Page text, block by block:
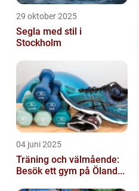
29 oktober 2025
Segla med stil i
Stockholm
04 juni 2025
Träning och välmående:
Besök ett gym på Öland...